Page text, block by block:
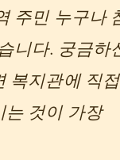
주민 누구나
니다. 궁금하
복지관에 직접
는 것이 가장